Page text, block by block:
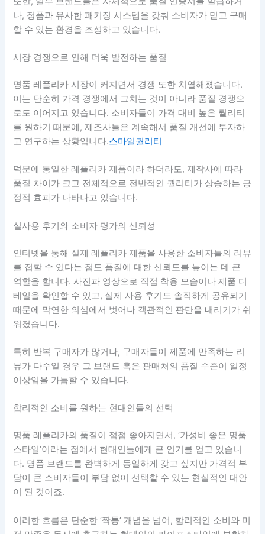
나, 정품과 유사한 패키징 시스템을 갖춰 소비자가 믿고 구매
할 수 있는 환경을 조성하고 있습니다.
시장 경쟁으로 인해 더욱 발전하는 품질
명품 레플리카 시장이 커지면서 경쟁 또한 치열해졌습니다.
이는 단순히 가격 경쟁에서 그치는 것이 아니라 품질 경쟁으
로도 이어지고 있습니다. 소비자들이 가격 대비 높은 퀄리티
를 원하기 때문에, 제조사들은 계속해서 품질 개선에 투자하
고 연구하는 상황입니다.스마일퀄리티
덕분에 동일한 레플리카 제품이라 하더라도, 제작사에 따라
품질 차이가 크고 전체적으로 전반적인 퀄리티가 상승하는 긍
정적 효과가 나타나고 있습니다.
실사용 후기와 소비자 평가의 신뢰성
인터넷을 통해 실제 레플리카 제품을 사용한 소비자들의 리뷰
를 접할 수 있다는 점도 품질에 대한 신뢰도를 높이는 데 큰
역할을 합니다. 사진과 영상으로 직접 착용 모습이나 제품 디
테일을 확인할 수 있고, 실제 사용 후기도 솔직하게 공유되기
때문에 막연한 의심에서 벗어나 객관적인 판단을 내리기가 쉬
워졌습니다.
특히 반복 구매자가 많거나, 구매자들이 제품에 만족하는 리
뷰가 다수일 경우 그 브랜드 혹은 판매처의 품질 수준이 일정
이상임을 가늠할 수 있습니다.
합리적인 소비를 원하는 현대인들의 선택
명품 레플리카의 품질이 점점 좋아지면서, ‘가성비 좋은 명품
스타일’이라는 점에서 현대인들에게 큰 인기를 얻고 있습니
다. 명품 브랜드를 완벽하게 동일하게 갖고 싶지만 가격적 부
담이 큰 소비자들이 부담 없이 선택할 수 있는 현실적인 대안
이 된 것이죠.
이러한 흐름은 단순한 ‘짝퉁’ 개념을 넘어, 합리적인 소비와 미